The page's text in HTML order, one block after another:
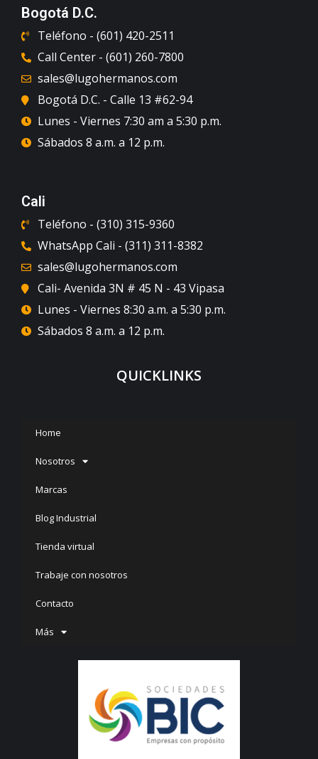
Bogotá D.C.
Teléfono - (601) 420-2511
Call Center - (601) 260-7800
sales@lugohermanos.com
Bogotá D.C. - Calle 13 #62-94
Lunes - Viernes 7:30 am a 5:30 p.m.
Sábados 8 a.m. a 12 p.m.
Cali
Teléfono - (310) 315-9360
WhatsApp Cali - (311) 311-8382
sales@lugohermanos.com
Cali- Avenida 3N # 45 N - 43 Vipasa
Lunes - Viernes 8:30 a.m. a 5:30 p.m.
Sábados 8 a.m. a 12 p.m.
QUICKLINKS
Home
Nosotros
Marcas
Blog Industrial
Tienda virtual
Trabaje con nosotros
Contacto
Más